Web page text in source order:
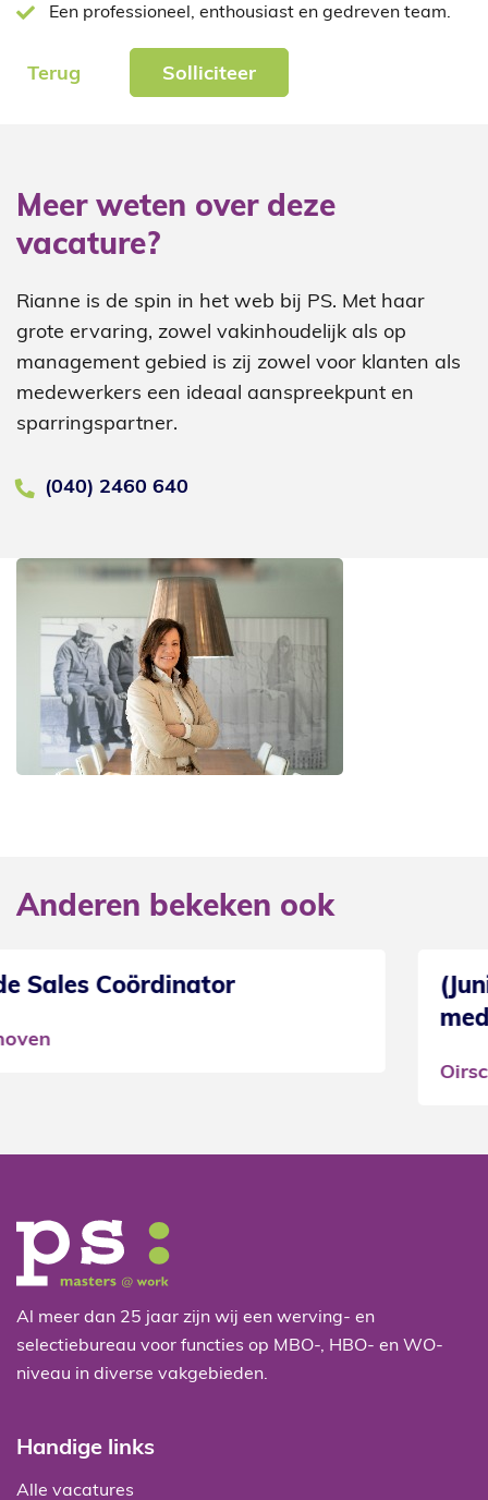
Een professioneel, enthousiast en gedreven team.
Terug Solliciteer
Meer weten over deze
vacature?
Rianne is de spin in het web bij PS. Met haar
grote ervaring, zowel vakinhoudelijk als op
management gebied is zij zowel voor klanten als
medewerkers een ideaal aanspreekpunt en
sparringspartner.
(040) 2460 640
Anderen bekeken ook
(Junior) Financieel
Al meer dan 25 jaar zijn wij een werving- en
selectiebureau voor functies op MBO-, HBO- en WO-
niveau in diverse vakgebieden.
Handige links
Alle vacatures